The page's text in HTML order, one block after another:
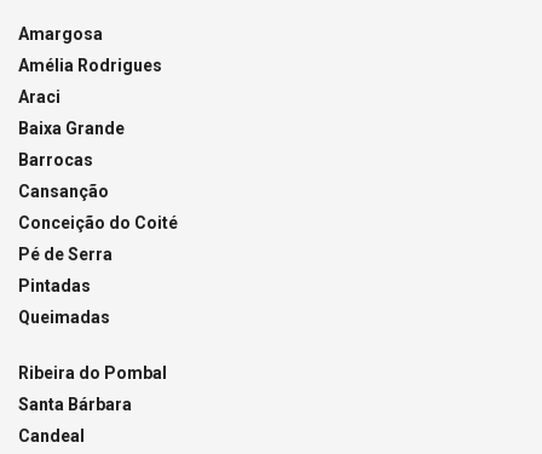
Amargosa
Amélia Rodrigues
Araci
Baixa Grande
Barrocas
Cansanção
Conceição do Coité
Pé de Serra
Pintadas
Queimadas
Ribeira do Pombal
Santa Bárbara
Candeal